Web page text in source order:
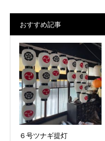
おすすめ記事
６号ツナギ提灯